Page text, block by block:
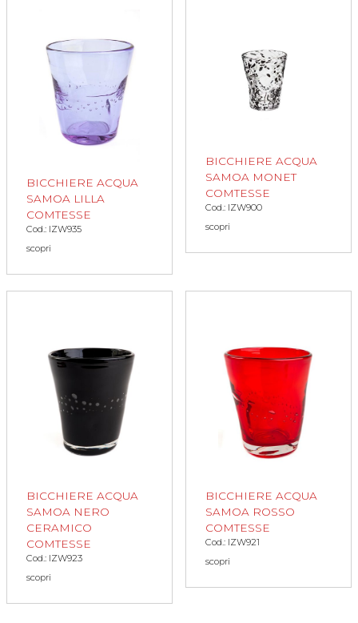
BICCHIERE ACQUA
SAMOA LILLA
COMTESSE
Cod.: IZW935
scopri
BICCHIERE ACQUA
SAMOA MONET
COMTESSE
Cod.: IZW900
scopri
BICCHIERE ACQUA
SAMOA NERO
CERAMICO
COMTESSE
Cod.: IZW923
scopri
BICCHIERE ACQUA
SAMOA ROSSO
COMTESSE
Cod.: IZW921
scopri